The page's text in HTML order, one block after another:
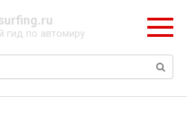
гид по автомиру